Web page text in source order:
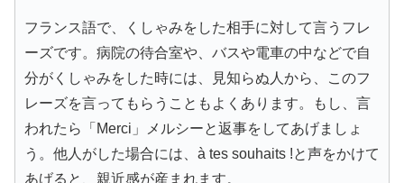
フランス語で、くしゃみをした相手に対して言うフレ
ーズです。病院の待合室や、バスや電車の中などで自
分がくしゃみをした時には、見知らぬ人から、このフ
レーズを言ってもらうこともよくあります。もし、言
われたら「Merci」メルシーと返事をしてあげましょ
う。他人がした場合には、à tes souhaits !と声をかけて
あげると、親近感が産まれます。